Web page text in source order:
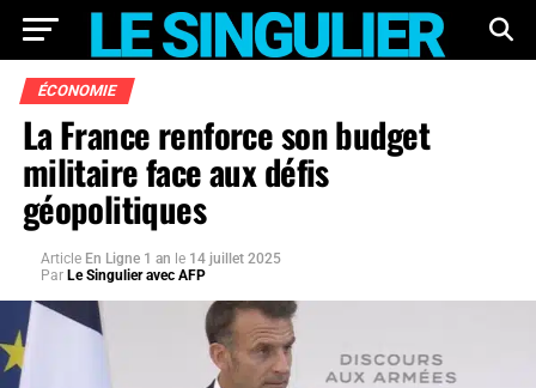
ÉCONOMIE
La France renforce son budget
militaire face aux défis
géopolitiques
Article En Ligne 1 an le 14 juillet 2025
Par Le Singulier avec AFP